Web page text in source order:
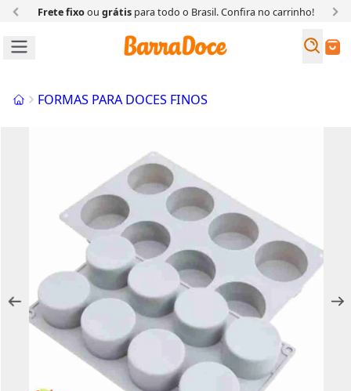
Frete fixoou grátispara todo o Brasil. Confira no carrinho!
Buscar
InícioFORMAS PARA DOCES FINOS